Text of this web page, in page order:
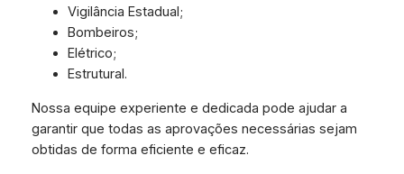
Vigilância Estadual;
Bombeiros;
Elétrico;
Estrutural.
Nossa equipe experiente e dedicada pode ajudar a
garantir que todas as aprovações necessárias sejam
obtidas de forma eficiente e eficaz.